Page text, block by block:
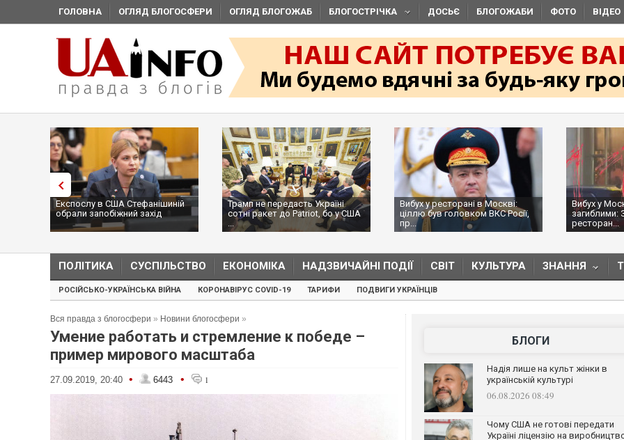
ГОЛОВНА ОГЛЯД БЛОГОСФЕРИ ОГЛЯД БЛОГОЖАБ БЛОГОСТРІЧКА ДОСЬЄ БЛОГОЖАБИ ФОТО ВІДЕО
Експослу в США Стефанішиній
обрали запобіжний захід
Трамп не передасть Україні
сотні ракет до Patriot, бо у США
...
Вибух у ресторані в Москві:
ціллю був головком ВКС Росії,
пр...
Вибух у
загиблими:
ресторан...
ПОЛІТИКА СУСПІЛЬСТВО ЕКОНОМІКА НАДЗВИЧАЙНІ ПОДІЇ СВІТ КУЛЬТУРА ЗНАННЯ
РОСІЙСЬКО-УКРАЇНСЬКА ВІЙНА КОРОНАВІРУС COVID-19 ТАРИФИ ПОДВИГИ УКРАЇНЦІВ
Вся правда з блогосфери » Новини блогосфери »
Умение работать и стремление к победе –
пример мирового масштаба
27.09.2019, 20:40 • 6443 • 1
БЛОГИ
Надія лише на культ жінки в
українській культурі
06.08.2026 08:49
Чому США не готові передати
Україні ліцензію на